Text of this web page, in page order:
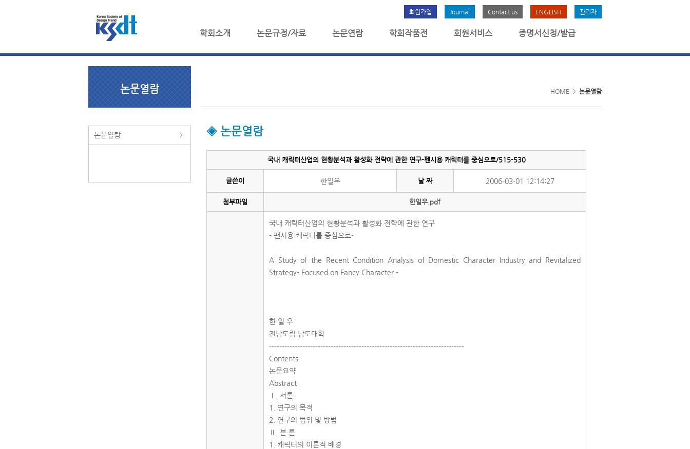
회원가입 Journal Contact us ENGLISH 관리자
학회소개 논문규정/자료 논문연람 학회작품전 회원서비스 증명서신청/발급
논문열람
논문열람
HOME > 논문열람
◈ 논문열람
국내 캐릭터산업의 현황분석과 활성화 전략에 관한 연구-펜시용 캐릭터를 중심으로/515-530
글쓴이 한일우 날 짜 2006-03-01 12:14:27
첨부파일 한일우.pdf
국내 캐릭터산업의 현황분석과 활성화 전략에 관한 연구
- 팬시용 캐릭터를 중심으로-
A Study of the Recent Condition Analysis of Domestic Character Industry and Revitalized
Strategy- Focused on Fancy Character -
한 일 우
전남도립 남도대학
----------------------------------------------------------------------------
Contents
논문요약
Abstract
Ⅰ. 서론
1. 연구의 목적
2. 연구의 범위 및 방법
Ⅱ. 본 론
1. 캐릭터의 이론적 배경